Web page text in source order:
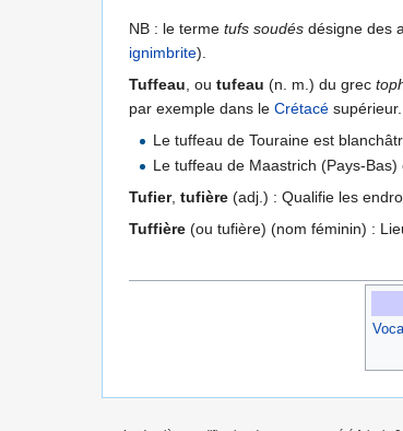
NB : le terme tufs soudés désigne des
ignimbrite).
Tuffeau , ou tufeau (n. m.) du grec
par exemple dans le Crétacé supérieur.
Le tuffeau de Touraine est
Le tuffeau de Maastrich (Pays-
Tufier, tufière (adj.) : Qualifie les
Tuffière (ou tufière) (nom féminin) :